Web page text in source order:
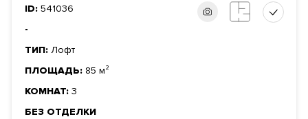
ID: 541036
-
ТИП: Лофт
ПЛОЩАДЬ: 85 м²
КОМНАТ: 3
БЕЗ ОТДЕЛКИ